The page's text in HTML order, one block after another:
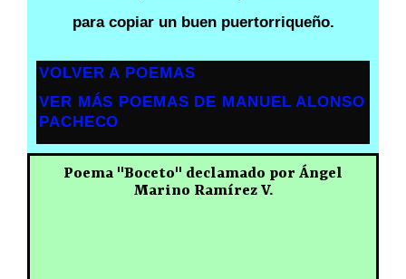
para copiar un buen puertorriqueño.
VOLVER A POEMAS
VER MÁS POEMAS DE MANUEL ALONSO
PACHECO
Poema "Boceto" declamado por Ángel
Marino Ramírez V.